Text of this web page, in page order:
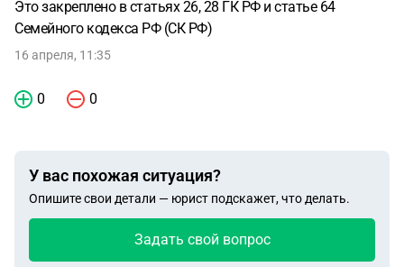
Это закреплено в статьях 26, 28 ГК РФ и статье 64
Семейного кодекса РФ (СК РФ)
16 апреля, 11:35
0 0
У вас похожая ситуация?
Опишите свои детали — юрист подскажет, что делать.
Задать свой вопрос